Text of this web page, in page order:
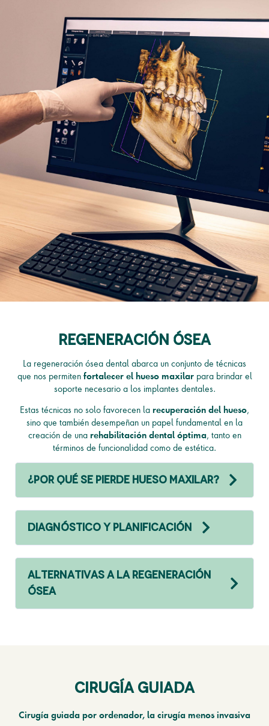
regeneración ósea
La regeneración ósea dental abarca un conjunto de técnicas
que nos permiten fortalecer el hueso maxilarpara brindar el
soporte necesario a los implantes dentales.
Estas técnicas no solo favorecen la recuperación del hueso,
sino que también desempeñan un papel fundamental en la
creación de una rehabilitación dental óptima, tanto en
términos de funcionalidad como de estética.
¿POR QUÉ SE PIERDE HUESO MAXILAR?
DIAGNÓSTICO Y PLANIFICACIÓN
ALTERNATIVAS A LA REGENERACIÓN
ÓSEA
cirugía guiada
Cirugía guiada por ordenador, la cirugía menos invasiva